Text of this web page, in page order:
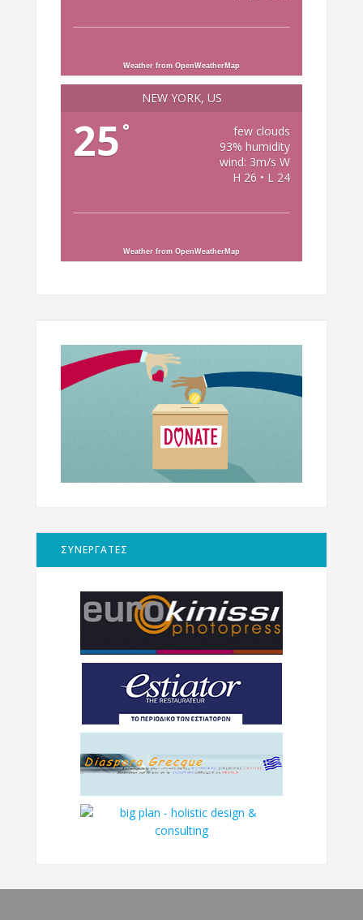
Weather from OpenWeatherMap
NEW YORK, US
25 °
few clouds
93% humidity
wind: 3m/s W
H 26 • L 24
Weather from OpenWeatherMap
ΣΥΝΕΡΓΑΤΕΣ